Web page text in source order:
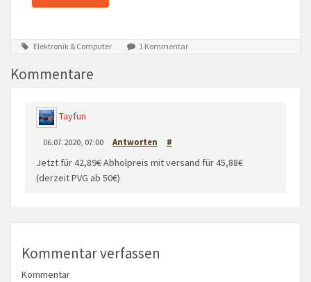
Elektronik & Computer 1 Kommentar
Kommentare
Tayfun
06.07.2020, 07:00 Antworten #
Jetzt für 42,89€ Abholpreis mit versand für 45,88€
(derzeit PVG ab 50€)
Kommentar verfassen
Kommentar